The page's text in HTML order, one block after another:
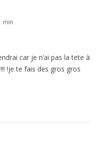
min
car je n’ai pas la tete à
!je te fais des gros gros